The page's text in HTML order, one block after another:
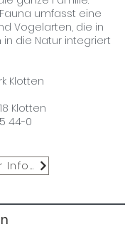
umfasst eine
Vogelarten, die in
die Natur integriert
Klotten
Klotten
44-0
Mehr Infos